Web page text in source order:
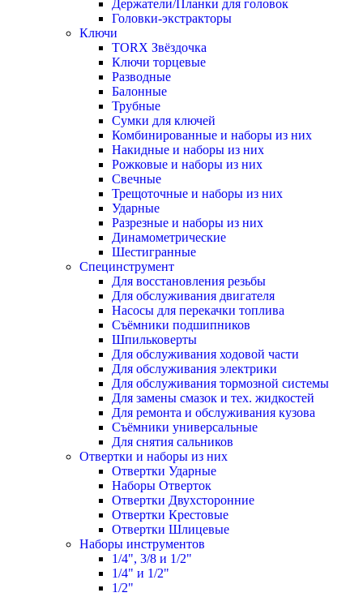
Держатели/Планки для головок
Головки-экстракторы
Ключи
TORX Звёздочка
Ключи торцевые
Разводные
Балонные
Трубные
Сумки для ключей
Комбинированные и наборы из них
Накидные и наборы из них
Рожковые и наборы из них
Свечные
Трещоточные и наборы из них
Ударные
Разрезные и наборы из них
Динамометрические
Шестигранные
Специнструмент
Для восстановления резьбы
Для обслуживания двигателя
Насосы для перекачки топлива
Съёмники подшипников
Шпильковерты
Для обслуживания ходовой части
Для обслуживания электрики
Для обслуживания тормозной системы
Для замены смазок и тех. жидкостей
Для ремонта и обслуживания кузова
Съёмники универсальные
Для снятия сальников
Отвертки и наборы из них
Отвертки Ударные
Наборы Отверток
Отвертки Двухсторонние
Отвертки Крестовые
Отвертки Шлицевые
Наборы инструментов
1/4", 3/8 и 1/2"
1/4" и 1/2"
1/2"